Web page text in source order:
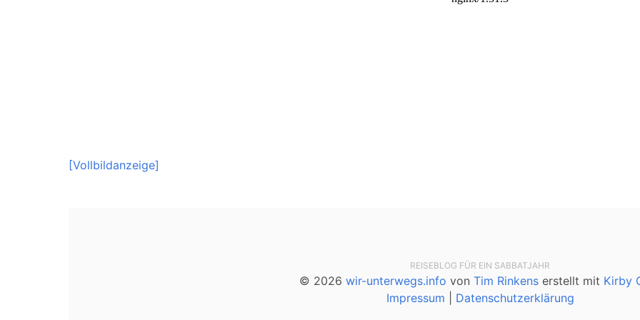
[Vollbildanzeige]
REISEBLOG FÜR EIN SABBATJAHR
© 2026 wir-unterwegs.info von Tim Rinkenserstellt mit Kirby
Impressum
Datenschutzerklärung